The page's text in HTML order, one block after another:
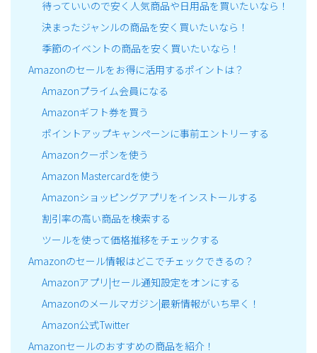
待っていいので安く人気商品や日用品を買いたいなら！
決まったジャンルの商品を安く買いたいなら！
季節のイベントの商品を安く買いたいなら！
Amazonのセールをお得に活用するポイントは？
Amazonプライム会員になる
Amazonギフト券を買う
ポイントアップキャンペーンに事前エントリーする
Amazonクーポンを使う
Amazon Mastercardを使う
Amazonショッピングアプリをインストールする
割引率の高い商品を検索する
ツールを使って価格推移をチェックする
Amazonのセール情報はどこでチェックできるの？
Amazonアプリ|セール通知設定をオンにする
Amazonのメールマガジン|最新情報がいち早く！
Amazon公式Twitter
Amazonセールのおすすめの商品を紹介！